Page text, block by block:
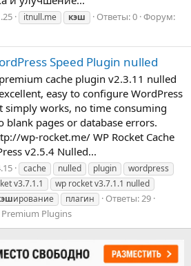
itnull.me кэш Ответы: 0 Форум:
Speed Plugin nulled
cache plugin v2.3.11 nulled
easy to configure WordPress
simply works, no time consuming
blank pages or database errors.
wp-rocket.me/ WP Rocket Cache
v2.5.4 Nulled...
cache nulled plugin
wordpress
v3.7.1.1
wp rocket v3.7.1.1 nulled
ирование плагин
Ответы: 29
Plugins